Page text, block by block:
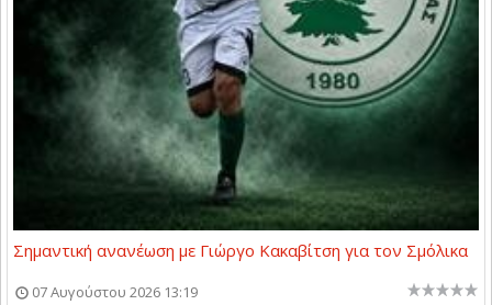
Σημαντική ανανέωση με Γιώργο Κακαβίτση για τον Σμόλικα
07 Αυγούστου 2026 13:19